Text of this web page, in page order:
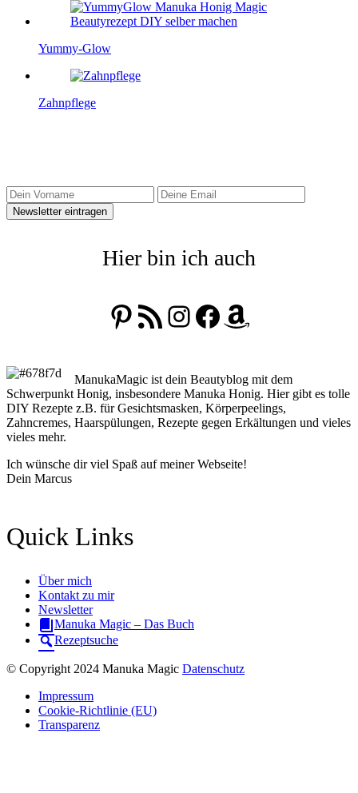
Yummy-Glow
Zahnpflege
Hier bin ich auch
Pinterest
RSS-FeedInstagram
Facebook
Amazon
ManukaMagic ist dein Beautyblog mit dem
Schwerpunkt Honig, insbesondere Manuka Honig. Hier gibt es tolle
DIY Rezepte z.B. für Gesichtsmasken, Körperpeelings,
Zahncremes, Haarspülungen, Rezepte gegen Erkältungen und vieles
vieles mehr.
Ich wünsche dir viel Spaß auf meiner Webseite!
Dein Marcus
Quick Links
Über mich
Kontakt zu mir
Newsletter
Manuka Magic – Das Buch
Rezeptsuche
© Copyright 2024 Manuka Magic Datenschutz
Impressum
Cookie-Richtlinie (EU)
Transparenz